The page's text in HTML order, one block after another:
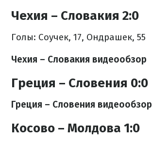
Чехия – Словакия 2:0
Голы: Соучек, 17, Ондрашек, 55
Чехия – Словакия видеообзор
Греция – Словения 0:0
Греция – Словения видеообзор
Косово – Молдова 1:0